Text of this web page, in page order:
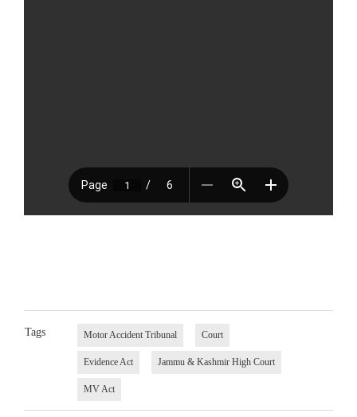
Tags Motor Accident Tribunal Court
Evidence Act Jammu & Kashmir High Court
MV Act